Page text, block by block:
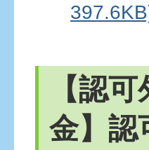
【認
金】認